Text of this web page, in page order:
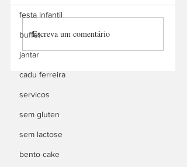
festa infantil
buffet
jantar
cadu ferreira
servicos
sem gluten
sem lactose
bento cake
divina
Escreva um comentário